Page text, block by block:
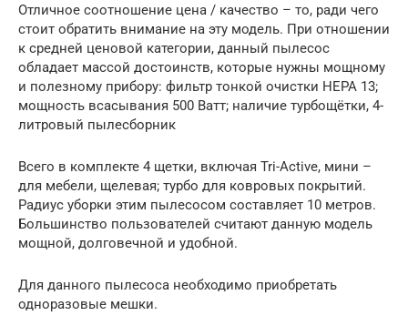
Отличное соотношение цена / качество – то, ради чего
стоит обратить внимание на эту модель. При отношении
к средней ценовой категории, данный пылесос
обладает массой достоинств, которые нужны мощному
и полезному прибору: фильтр тонкой очистки HEPA 13;
мощность всасывания 500 Ватт; наличие турбощётки, 4-
литровый пылесборник
Всего в комплекте 4 щетки, включая Tri-Active, мини –
для мебели, щелевая; турбо для ковровых покрытий.
Радиус уборки этим пылесосом составляет 10 метров.
Большинство пользователей считают данную модель
мощной, долговечной и удобной.
Для данного пылесоса необходимо приобретать
одноразовые мешки.